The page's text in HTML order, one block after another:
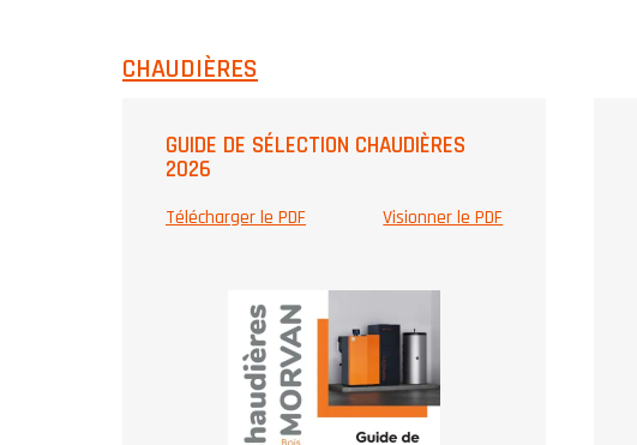
CHAUDIÈRES
GUIDE DE SÉLECTION CHAUDIÈRES
2026
Télécharger le PDF Visionner le PDF